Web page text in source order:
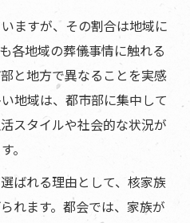
ますが、その割合は地域に
各地域の葬儀事情に触れる
と地方で異なることを実感
地域は、都市部に集中して
スタイルや社会的な状況が
。
ばれる理由として、核家族
れます。都会では、家族が